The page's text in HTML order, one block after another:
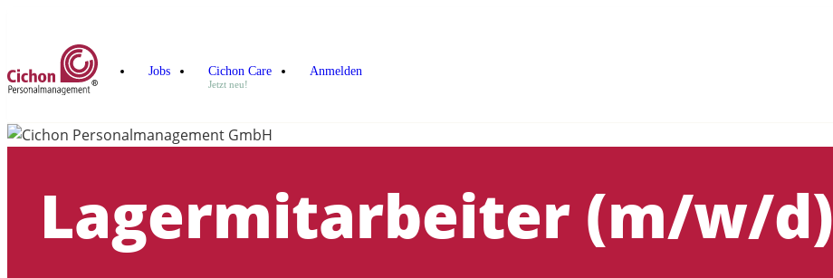
Jobs Cichon Care
Jetzt neu!
Anmelden
Lagermitarbeiter (m/w/d)